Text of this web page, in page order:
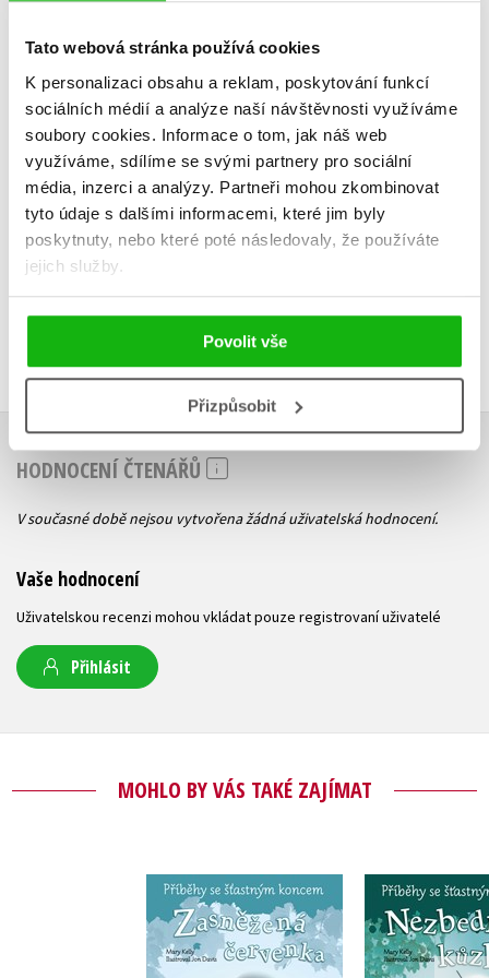
Tato webová stránka používá cookies
K personalizaci obsahu a reklam, poskytování funkcí
sociálních médií a analýze naší návštěvnosti využíváme
soubory cookies. Informace o tom, jak náš web
využíváme, sdílíme se svými partnery pro sociální
média, inzerci a analýzy. Partneři mohou zkombinovat
tyto údaje s dalšími informacemi, které jim byly
poskytnuty, nebo které poté následovaly, že používáte
jejich služby.
Povolit vše
Přizpůsobit
štěňátko
Do košíku
229 Kč
183 Kč
HODNOCENÍ ČTENÁŘŮ
V současné době nejsou vytvořena žádná uživatelská hodnocení.
Vaše hodnocení
Uživatelskou recenzi mohou vkládat pouze registrovaní uživatelé
Přihlásit
MOHLO BY VÁS TAKÉ ZAJÍMAT
Příběhy se šťastným
koncem - Zasněžená
červenka
Mary Kelly
Příběhy se
koncem -
Mary